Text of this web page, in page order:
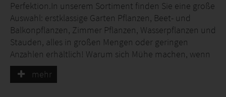
Perfektion.In unserem Sortiment finden Sie eine große
Auswahl: erstklassige Garten Pflanzen, Beet- und
Balkonpflanzen, Zimmer Pflanzen, Wasserpflanzen und
Stauden, alles in großen Mengen oder geringen
Anzahlen erhältlich! Warum sich Mühe machen, wenn
es einfach sein kann? In unserem übersichtlichen
Webshop klicken Sie sich bequem durch unser
mehr